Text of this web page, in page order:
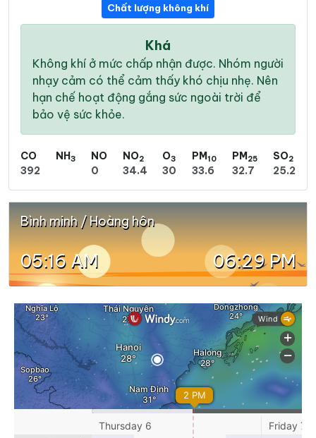
Chất lượng không khí
Khá
Không khí ở mức chấp nhận được. Nhóm người
nhạy cảm có thể cảm thấy khó chịu nhẹ. Nên
hạn chế hoạt động gắng sức ngoài trời để
bảo vệ sức khỏe.
CO
392
NH3
NO
0
NO2
34.4
O3
30
PM10
33.6
PM25
32.7
SO2
25.2
Bình minh / Hoàng hôn
05:16 AM 06:29 PM